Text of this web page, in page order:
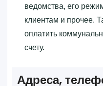
ведомства, его
клиентам и прочее.
оплатить
счету.
Адреса,